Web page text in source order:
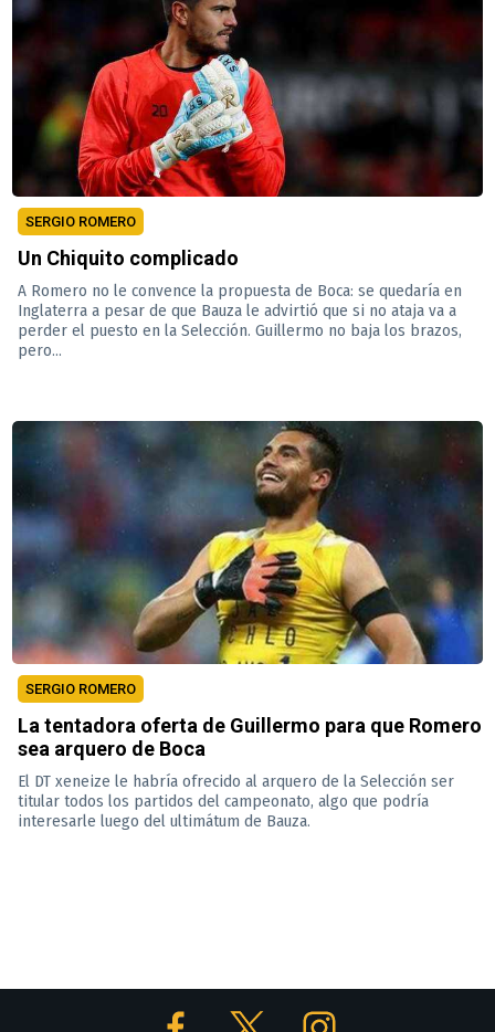
SERGIO ROMERO
Un Chiquito complicado
A Romero no le convence la propuesta de Boca: se quedaría en
Inglaterra a pesar de que Bauza le advirtió que si no ataja va a
perder el puesto en la Selección. Guillermo no baja los brazos,
pero...
SERGIO ROMERO
La tentadora oferta de Guillermo para que Romero
sea arquero de Boca
El DT xeneize le habría ofrecido al arquero de la Selección ser
titular todos los partidos del campeonato, algo que podría
interesarle luego del ultimátum de Bauza.